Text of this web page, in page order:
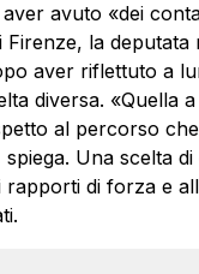
avuto «dei
Firenze, la deputata
aver riflettuto a
diversa. «Quella
al percorso
spiega. Una scelta
rapporti di forza e